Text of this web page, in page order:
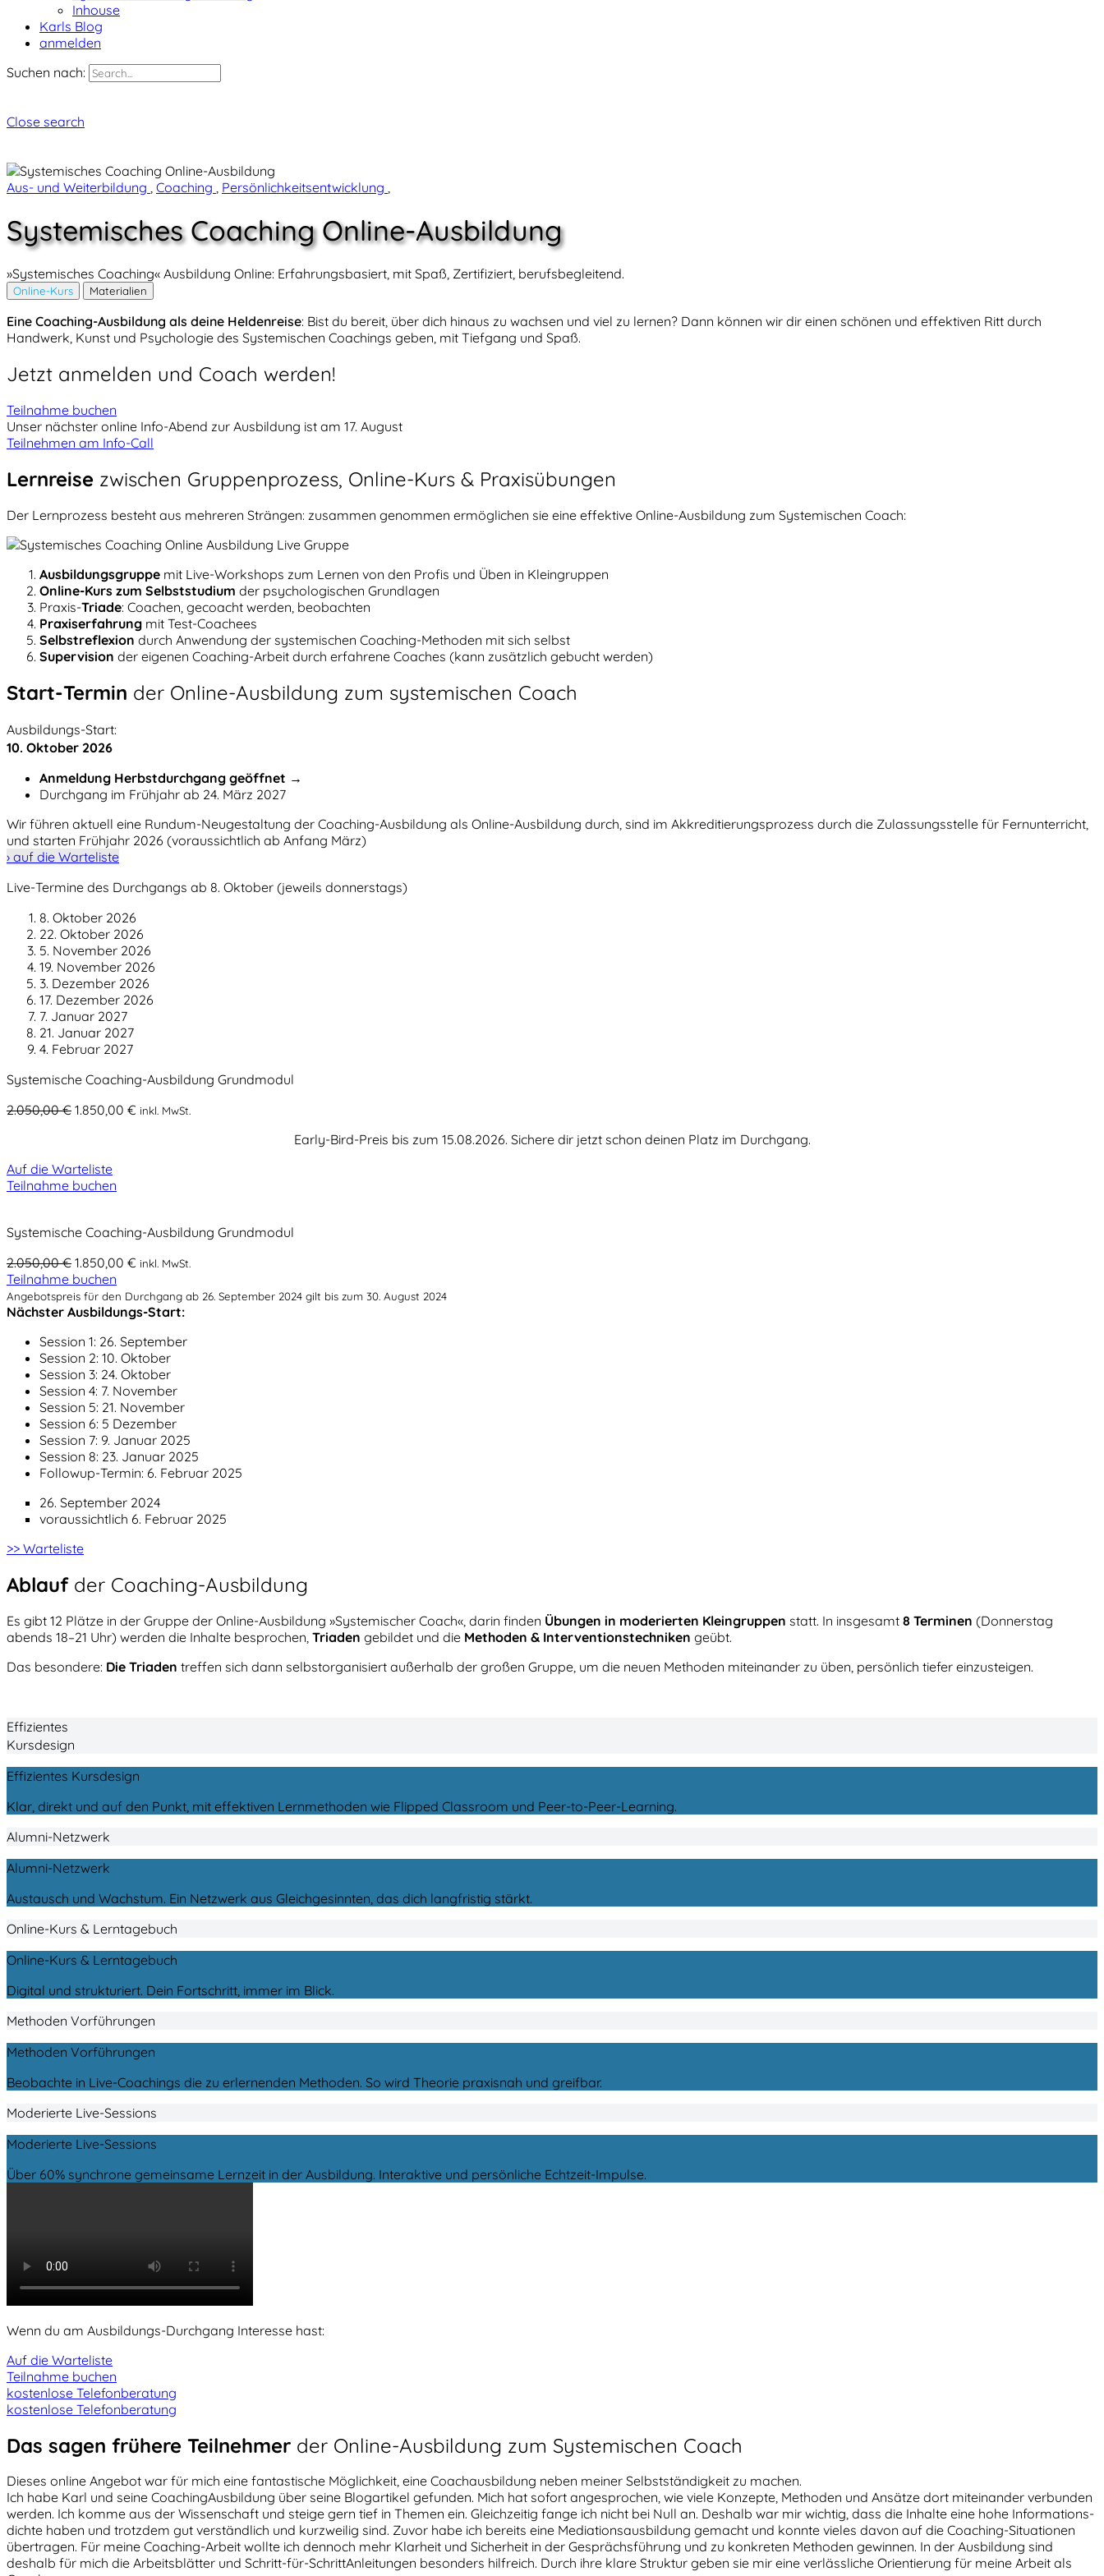
Inhouse
Karls Blog
anmelden
Suchen nach:
Close search
Aus- und Weiterbildung Coaching Persönlichkeitsentwicklung
Systemisches Coaching Online-Ausbildung
»Systemisches Coaching« Ausbildung Online: Erfahrungsbasiert, mit Spaß, Zertifiziert, berufsbegleitend.
Online-Kurs Materialien
Eine Coaching-Ausbildung als deine Heldenreise: Bist du bereit, über dich hinaus zu wachsen und viel zu lernen? Dann können wir dir einen schönen und effektiven Ritt durch
Handwerk, Kunst und Psychologie des Systemischen Coachings geben, mit Tiefgang und Spaß.
Jetzt anmelden und Coach werden!
Teilnahme buchen
Unser nächster online Info-Abend zur Ausbildung ist am 17. August
Teilnehmen am Info-Call
Lernreise zwischen Gruppenprozess, Online-Kurs & Praxisübungen
Der Lernprozess besteht aus mehreren Strängen: zusammen genommen ermöglichen sie eine effektive Online-Ausbildung zum Systemischen Coach:
Ausbildungsgruppe mit Live-Workshops zum Lernen von den Profis und Üben in Kleingruppen
Online-Kurs zum Selbststudium der psychologischen Grundlagen
Praxis-Triade: Coachen, gecoacht werden, beobachten
Praxiserfahrung mit Test-Coachees
Selbstreflexion durch Anwendung der systemischen Coaching-Methoden mit sich selbst
Supervision der eigenen Coaching-Arbeit durch erfahrene Coaches (kann zusätzlich gebucht werden)
Start-Termin der Online-Ausbildung zum systemischen Coach
Ausbildungs-Start:
10. Oktober 2026
Anmeldung Herbst­durchgang geöffnet →
Durchgang im Frühjahr ab 24. März 2027
Wir führen aktuell eine Rundum-Neugestaltung der Coaching-Ausbildung als Online-Ausbildung durch, sind im Akkreditierungsprozess durch die Zulassungsstelle für Fernunterricht,
und starten Frühjahr 2026 (voraussichtlich ab Anfang März)
› auf die Warteliste
Live-Termine des Durchgangs ab 8. Oktober (jeweils donnerstags)
8. Oktober 2026
22. Oktober 2026
5. November 2026
19. November 2026
3. Dezember 2026
17. Dezember 2026
7. Januar 2027
21. Januar 2027
4. Februar 2027
Systemische Coaching-Ausbildung Grundmodul
2.050,00 € 1.850,00 € inkl. MwSt.
Early-Bird-Preis bis zum 15.08.2026. Sichere dir jetzt schon deinen Platz im Durchgang.
Auf die Warteliste
Teilnahme buchen
Systemische Coaching-Ausbildung Grundmodul
2.050,00 € 1.850,00 € inkl. MwSt.
Teilnahme buchen
Angebotspreis für den Durchgang ab 26. September 2024 gilt bis zum 30. August 2024
Nächster Ausbildungs-Start:
Session 1: 26. September
Session 2: 10. Oktober
Session 3: 24. Oktober
Session 4: 7. November
Session 5: 21. November
Session 6: 5 Dezember
Session 7: 9. Januar 2025
Session 8: 23. Januar 2025
Followup-Termin: 6. Februar 2025
26. September 2024
voraussichtlich 6. Februar 2025
>> Warteliste
Ablaufder Coaching-Ausbildung
Es gibt 12 Plätze in der Gruppe der Online-Ausbildung »Systemischer Coach«, darin finden Übungen in moderierten Kleingruppen statt. In insgesamt 8 Terminen (Donnerstag
abends 18–21 Uhr) werden die Inhalte besprochen, Triaden gebildet und die Methoden & Interventionstechniken geübt.
Das besondere: Die Triaden treffen sich dann selbstorganisiert außerhalb der großen Gruppe, um die neuen Methoden miteinander zu üben, persönlich tiefer einzusteigen.
Effizientes
Kursdesign
Effizientes Kursdesign
Klar, direkt und auf den Punkt, mit effektiven Lernmethoden wie Flipped Classroom und Peer-to-Peer-Learning.
Alumni-Netzwerk
Alumni-Netzwerk
Austausch und Wachstum. Ein Netzwerk aus Gleich­gesinnten, das dich langfristig stärkt.
Online-Kurs & Lerntagebuch
Online-Kurs & Lerntagebuch
Digital und strukturiert. Dein Fortschritt, immer im Blick.
Methoden Vorführungen
Methoden Vorführungen
Beobachte in Live-Coachings die zu erlernenden Methoden. So wird Theorie praxisnah und greifbar.
Moderierte Live-Sessions
Moderierte Live-Sessions
Über 60% synchrone gemeinsame Lernzeit in der Ausbildung. Interaktive und persönliche Echtzeit-Impulse.
Wenn du am Ausbildungs-Durchgang Interesse hast:
Auf die Warteliste
Teilnahme buchen
kostenlose Telefonberatung
kostenlose Telefonberatung
Das sagen frühere Teilnehmer der Online-Ausbildung zum Systemischen Coach
Dieses online Angebot war für mich eine fantastische Möglichkeit, eine Coachausbildung neben meiner Selbstständigkeit zu machen.
Ich habe Karl und seine CoachingAusbildung über seine Blog­artikel gefunden. Mich hat sofort angesprochen, wie viele Konzepte, Methoden und Ansätze dort miteinander verbunden
werden. Ich komme aus der Wissenschaft und steige gern tief in Themen ein. Gleichzeitig fange ich nicht bei Null an. Deshalb war mir wichtig, dass die Inhalte eine hohe Informations­
dichte haben und trotzdem gut verständlich und kurzweilig sind. Zuvor habe ich bereits eine Mediations­ausbildung gemacht und konnte vieles davon auf die Coaching-Situationen
übertragen. Für meine Coaching-Arbeit wollte ich dennoch mehr Klarheit und Sicherheit in der Gesprächsführung und zu konkreten Methoden gewinnen. In der Ausbildung sind
deshalb für mich die Arbeitsblätter und Schritt-für-SchrittAnleitungen besonders hilfreich. Durch ihre klare Struktur geben sie mir eine verlässliche Orientierung für meine Arbeit als